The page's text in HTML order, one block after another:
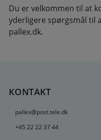
Du er velkommen til at
yderligere spørgsmål til
pallex.dk.
KONTAKT
pallex@post.tele.dk
+45 22 22 37 44